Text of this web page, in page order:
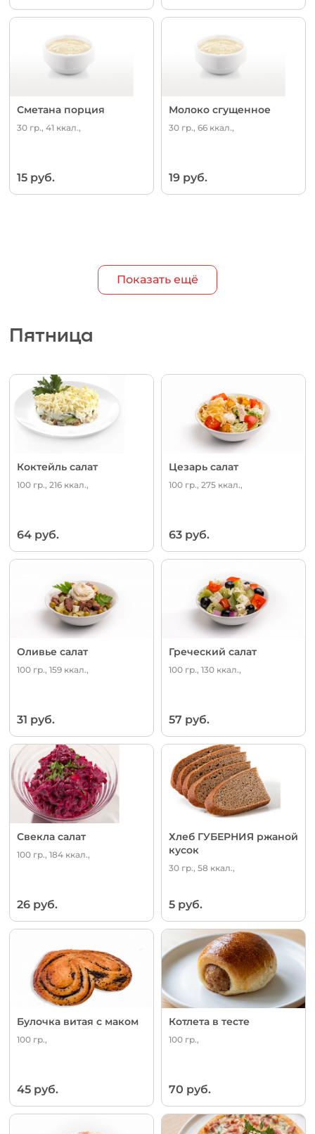
Сметана порция
30 гр., 41 ккал.,
15 руб.
Молоко сгущенное
30 гр., 66 ккал.,
19 руб.
Показать ещё
Пятница
Коктейль салат
100 гр., 216 ккал.,
64 руб.
Цезарь салат
100 гр., 275 ккал.,
63 руб.
Оливье салат
100 гр., 159 ккал.,
31 руб.
Греческий салат
100 гр., 130 ккал.,
57 руб.
Свекла салат
100 гр., 184 ккал.,
26 руб.
Хлеб ГУБЕРНИЯ ржаной
кусок
30 гр., 58 ккал.,
5 руб.
Булочка витая с маком
100 гр.,
45 руб.
Котлета в тесте
100 гр.,
70 руб.